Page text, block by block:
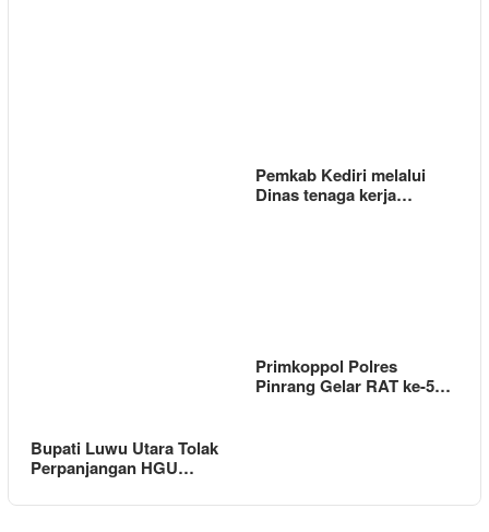
Pemkab Kediri melalui
Dinas tenaga kerja…
Bupati Luwu Utara Tolak
Perpanjangan HGU…
Primkoppol Polres
Pinrang Gelar RAT ke-5…